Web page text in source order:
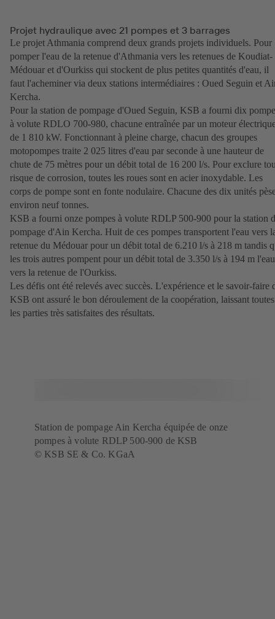
Projet hydraulique avec 21 pompes et 3 barrages
Le projet Athmania comprend deux grands projets individuels. Pour
pomper l'eau de la retenue d'Athmania vers les retenues de Koudiat-
Médouar et d'Ourkiss qui stockent de plus petites quantités d'eau, il
faut l'acheminer via deux stations intermédiaires : Oued Seguin et
Kercha.
Pour la station de pompage d'Oued Seguin, KSB a fourni dix
à volute RDLO 700-980, chacune entraînée par un moteur
de 1 810 kW. Fonctionnant à pleine charge, chacun des groupes
motopompes traite 2 025 litres d'eau par seconde à une hauteur de
chute de 75 mètres pour un débit total de 16 200 l/s. Pour exclure
risque de corrosion, toutes les roues sont en acier inoxydable. Les
corps de pompe sont en fonte nodulaire. Chacune des dix unités
environ neuf tonnes.
KSB a fourni onze pompes à volute RDLP 500-900 pour la station
pompage d'Ain Kercha. Huit de ces pompes transportent l'eau vers
retenue du Médouar pour un débit total de 6.210 l/s à 218 m tandis
les trois autres pompent pour un débit total de 3.350 l/s à 194 m l'eau
vers la retenue de l'Ourkiss.
Les défis ont été relevés avec succès. L'expérience et le savoir-faire
KSB ont assuré le bon déroulement de la coopération, laissant toutes
les parties très satisfaites des résultats.
Station de pompage Ain Kercha équipée de onze
pompes à volute RDLP 500-900 de KSB
© KSB SE & Co. KGaA